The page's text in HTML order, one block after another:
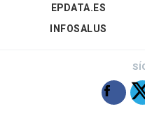
EPDATA.ES
INFOSALUS